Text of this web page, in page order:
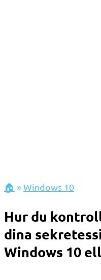
🏠 »Windows 10
Hur du
dina
Windows 10